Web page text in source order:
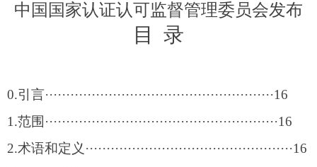
中国国家认证认可监督管理委员会发布
目 录
0.引言······················································16
1.范围·······················································16
2.术语和定义·················································16